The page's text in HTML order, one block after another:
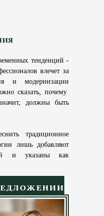
тенденций -
влечет за
и модернизации
сказать, почему
должны быть
традиционное
лишь добавляют
и указаны как